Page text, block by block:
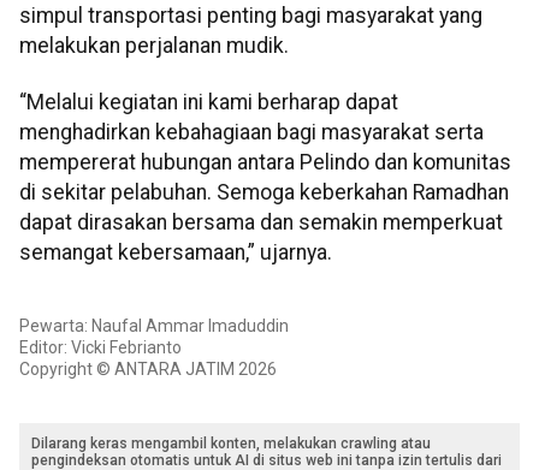
simpul transportasi penting bagi masyarakat yang
melakukan perjalanan mudik.
“Melalui kegiatan ini kami berharap dapat
menghadirkan kebahagiaan bagi masyarakat serta
mempererat hubungan antara Pelindo dan komunitas
di sekitar pelabuhan. Semoga keberkahan Ramadhan
dapat dirasakan bersama dan semakin memperkuat
semangat kebersamaan,” ujarnya.
Pewarta: Naufal Ammar Imaduddin
Editor: Vicki Febrianto
Copyright © ANTARA JATIM 2026
Dilarang keras mengambil konten, melakukan crawling atau
pengindeksan otomatis untuk AI di situs web ini tanpa izin tertulis dari